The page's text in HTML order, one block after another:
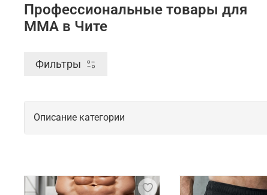
Профессиональные товары для
ММА в Чите
Фильтры
Описание категории
эффективности тренировок и боев. В этом